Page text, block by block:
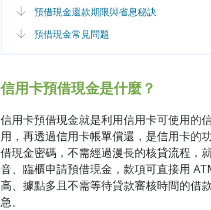
預借現金還款期限與省息秘訣
預借現金常見問題
信用卡預借現金是什麼？
信用卡預借現金就是利用信用卡可使用的
用，再透過信用卡帳單償還，是信用卡的
借現金密碼，不需經過漫長的核貸流程，
音、臨櫃申請預借現金，款項可直接用
高、據點多且不需等待貸款審核時間的借
急。